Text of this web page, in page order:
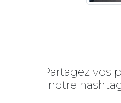
Partagez vos
notre